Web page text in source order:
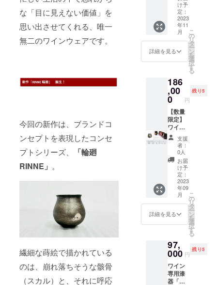
な「目に見えない価値」を
思い出させてくれる、唯一
無二のワインウェアです。
今回の新作は、ブランドコ
ンセプトを表現したコンセ
プトシリーズ、
「輪廻
RINNE」 。
繊細な蒔絵で描かれている
のは、崩れ落ちそうな骸骨
（スカル）と、それに呼応
RINNE
」 発売
を記念
して、
CAMPF
IRE特別
価格
（定価
より約
） ＋ 送
料サー
ビス で
のご案
内で
す。 ワ
イン専
用漆器
「テロ
ワー
ル」
『輪廻
RINNE
リック
な風合
いに、
クール
なスカ
ルと愛
萌芽の
蒔絵。
輪廻再
生の世
界観を
お楽し
け予
定：
2023
年11
月
詳細を見る
こ
の
リ
タ
ー
ン
を
選
択
す
る
186
,00
0 円
残り5
【数量
限定】
ワイン
専用漆
器「テ
ロワー
ル」
CAMPF
IREスペ
シャル
フル
セット
最新作
を誰よ
りも早
く最優
届けし
ます！
新作
「輪廻
RINNE
」発売
支援
者：
0人
お届
け予
定：
2023
年09
月
詳細を見る
こ
の
リ
タ
ー
ン
を
選
択
す
る
97,
000 円
残り5
ワイン
専用漆
器「テ